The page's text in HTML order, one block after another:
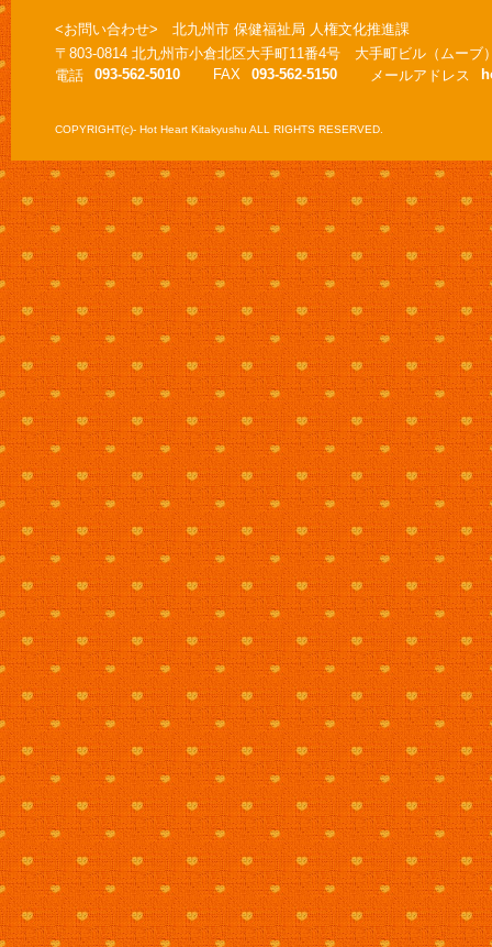
<お問い合わせ> 北九州市 保健福祉局 人権文化推進課
〒803-0814 北九州市小倉北区大手町11番4号 大手町ビル（ムーブ
電話
093-562-5010 FAX 093-562-5150 メールアドレス
COPYRIGHT(c)- Hot Heart Kitakyushu ALL RIGHTS RESERVED.